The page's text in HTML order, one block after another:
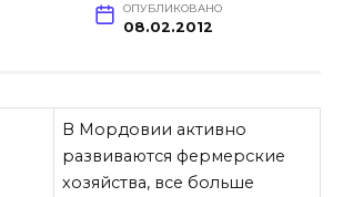
ОПУБЛИКОВАНО
08.02.2012
В Мордовии активно
развиваются фермерские
хозяйства, все больше